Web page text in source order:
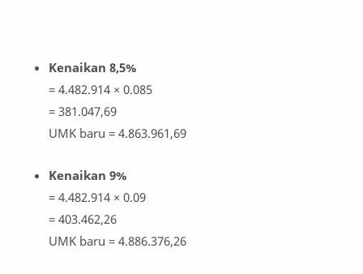
Kenaikan 8,5%
= 4.482.914 × 0.085
= 381.047,69
UMK baru = 4.863.961,69
Kenaikan 9%
= 4.482.914 × 0.09
= 403.462,26
UMK baru = 4.886.376,26